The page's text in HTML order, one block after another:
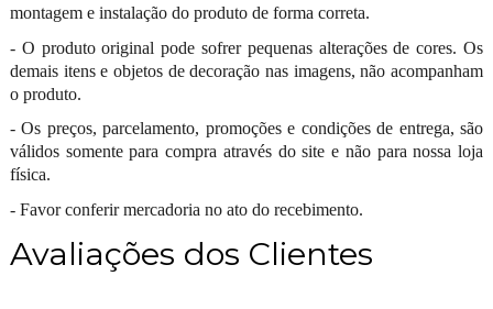
montagem e instalação do produto de forma correta.
- O produto original pode sofrer pequenas alterações de cores. Os
demais itens e objetos de decoração nas imagens, não acompanham
o produto.
- Os preços, parcelamento, promoções e condições de entrega, são
válidos somente para compra através do site e não para nossa loja
física.
- Favor conferir mercadoria no ato do recebimento.
Avaliações dos Clientes